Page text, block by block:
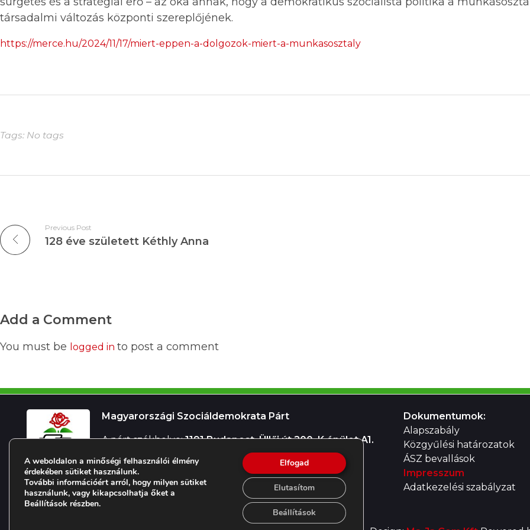
társadalmi változás központi szereplőjének.
https://merce.hu/2024/11/17/miert-eppen-a-dolgozok-miert-a-munkasosztaly
Tags: No tags
Previous Post
128 éve született Kéthly Anna
Add a Comment
You must be logged in to post a comment
M
agyarországi Szociáldemokrata Párt
Magyarországi Szociáldemokrata Párt
A párt székhelye:1191 Budapest, Üllői út 200. K épület A1.
mszdp@mszdp.hu
Telefon:
+36 (20) 256 8858
Dokumentumok:
Alapszabály
Közgyűlési határozatok
ÁSZ bevallások
Impresszum
Adatkezelési szabályzat
A weboldalon a minőségi felhasználói élmény
érdekében sütiket használunk.
További információért arról, hogy milyen sütiket
használunk, vagy kikapcsolhatja őket a
Beállítások részben.
Elfogad
Elutasítom
Beállítások